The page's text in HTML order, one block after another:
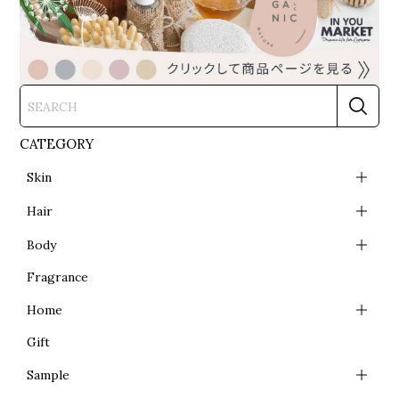
CATEGORY
Skin
Hair
Body
Fragrance
Home
Gift
Sample